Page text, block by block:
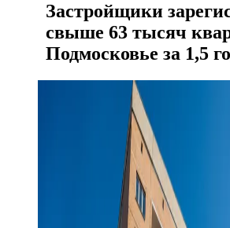
Застройщики
свыше 63 тысяч
Подмосковье за 1,5